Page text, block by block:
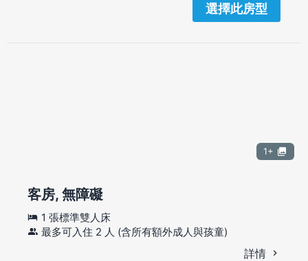
選擇此房型
1+
客房, 無障礙
1 張標準雙人床
最多可入住 2 人 (含所有額外成人與孩童)
詳情